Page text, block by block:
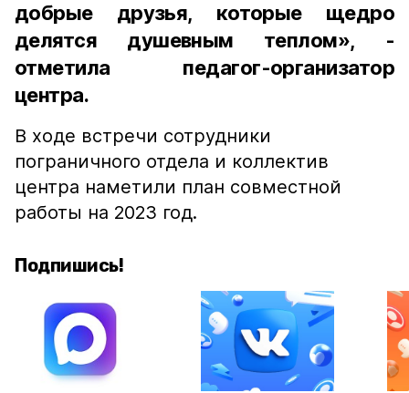
добрые друзья, которые щедро
делятся душевным теплом», -
отметила педагог-организатор
центра.
В ходе встречи сотрудники
пограничного отдела и коллектив
центра наметили план совместной
работы на 2023 год.
Подпишись!